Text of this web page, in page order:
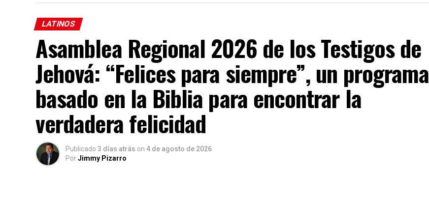
LATINOS
Asamblea Regional 2026 de los Testigos de
Jehová: “Felices para siempre”, un programa
basado en la Biblia para encontrar la
verdadera felicidad
Publicado 3 días atrás on 4 de agosto de 2026
PorJimmy Pizarro